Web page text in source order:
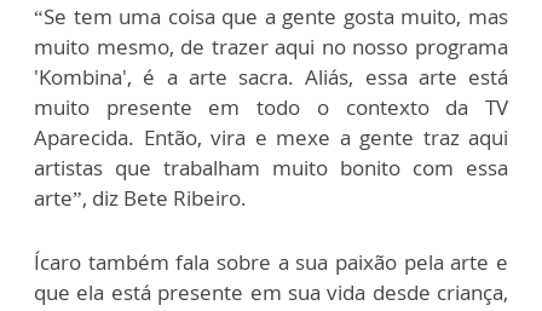
“Se tem uma coisa que a gente gosta muito, mas
muito mesmo, de trazer aqui no nosso programa
'Kombina', é a arte sacra. Aliás, essa arte está
muito presente em todo o contexto da TV
Aparecida. Então, vira e mexe a gente traz aqui
artistas que trabalham muito bonito com essa
arte”, diz Bete Ribeiro.
Ícaro também fala sobre a sua paixão pela arte e
que ela está presente em sua vida desde criança,